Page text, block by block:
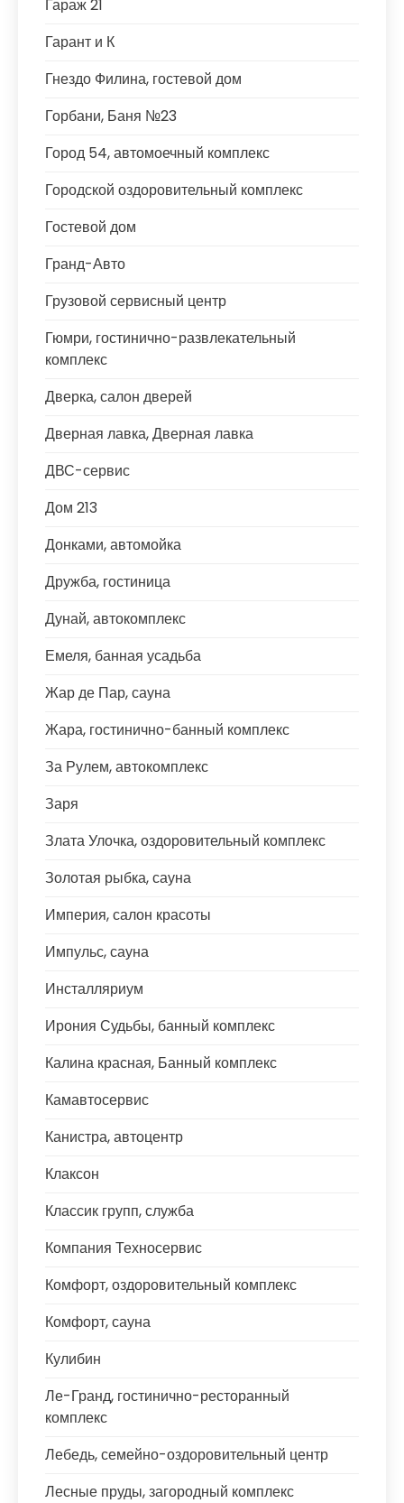
Гараж 21
Гарант и К
Гнездо Филина, гостевой дом
Горбани, Баня №23
Город 54, автомоечный комплекс
Городской оздоровительный комплекс
Гостевой дом
Гранд-Авто
Грузовой сервисный центр
Гюмри, гостинично-развлекательный
комплекс
Дверка, салон дверей
Дверная лавка, Дверная лавка
ДВС-сервис
Дом 213
Донками, автомойка
Дружба, гостиница
Дунай, автокомплекс
Емеля, банная усадьба
Жар де Пар, сауна
Жара, гостинично-банный комплекс
За Рулем, автокомплекс
Заря
Злата Улочка, оздоровительный комплекс
Золотая рыбка, сауна
Империя, салон красоты
Импульс, сауна
Инсталляриум
Ирония Судьбы, банный комплекс
Калина красная, Банный комплекс
Камавтосервис
Канистра, автоцентр
Клаксон
Классик групп, служба
Компания Техносервис
Комфорт, оздоровительный комплекс
Комфорт, сауна
Кулибин
Ле-Гранд, гостинично-ресторанный
комплекс
Лебедь, семейно-оздоровительный центр
Лесные пруды, загородный комплекс